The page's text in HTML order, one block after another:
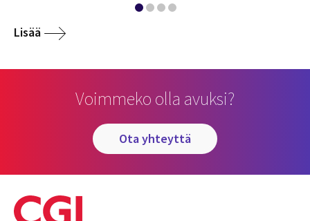
Lisää
Voimmeko olla avuksi?
ota yhteyttä